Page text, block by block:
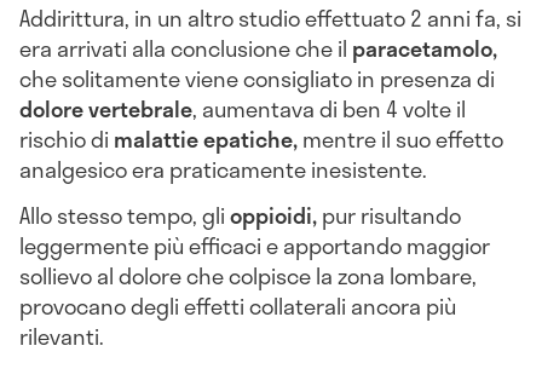
Addirittura, in un altro studio effettuato 2 anni fa, si
era arrivati alla conclusione che il paracetamolo,
che solitamente viene consigliato in presenza di
dolore vertebrale, aumentava di ben 4 volte il
rischio di malattie epatiche,mentre il suo effetto
analgesico era praticamente inesistente.
Allo stesso tempo, glioppioidi,pur risultando
leggermente più efficaci e apportando maggior
sollievo al dolore che colpisce la zona lombare,
provocano degli effetti collaterali ancora più
rilevanti.